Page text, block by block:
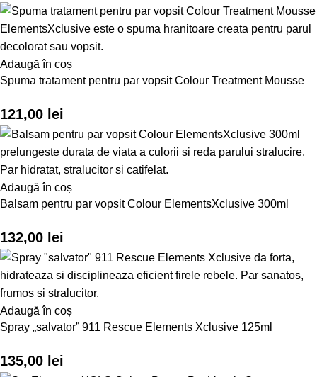
Adaugă în coș
Spuma tratament pentru par vopsit Colour Treatment Mousse
121,00 lei
Adaugă în coș
Balsam pentru par vopsit Colour ElementsXclusive 300ml
132,00 lei
Adaugă în coș
Spray „salvator” 911 Rescue Elements Xclusive 125ml
135,00 lei